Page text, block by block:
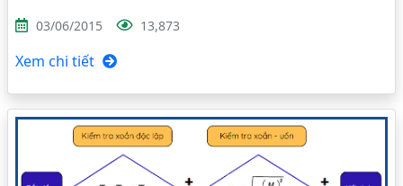
03/06/2015 13,873
Xem chi tiết